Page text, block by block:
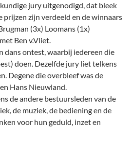
jury uitgenodigd, dat bleek
prijzen zijn verdeeld en de winnaars
(3x) Loomans (1x)
Ben v.Vliet.
dans ontest, waarbij iedereen die
doen. Dezelfde jury liet telkens
Degene die overbleef was de
Hans Nieuwland.
de andere bestuursleden van de
de muziek, de bediening en de
voor hun geduld, inzet en